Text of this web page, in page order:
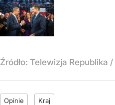
Źródło: Telewizja Republika /
Opinie Kraj